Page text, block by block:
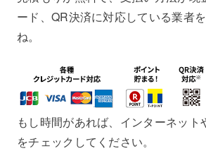
ード、QR決済に対応している業者
ね。
もし時間があれば、インターネット
をチェックしてください。